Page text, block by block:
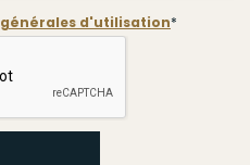
d'utilisation*